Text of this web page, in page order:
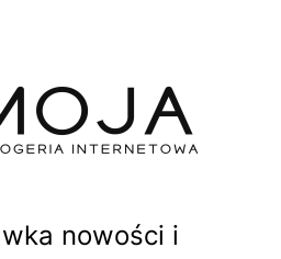
nowości i